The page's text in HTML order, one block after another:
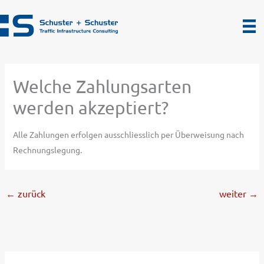
Inhalt
springen
Welche Zahlungsarten
werden akzeptiert?
Alle Zahlungen erfolgen ausschliesslich per Überweisung nach
Rechnungslegung.
← zurück weiter →